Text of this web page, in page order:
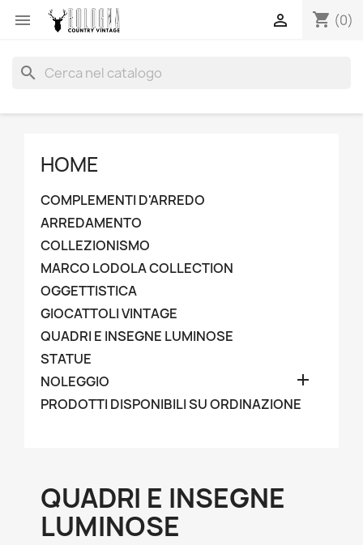
 shopping_cart (0)

search
HOME
COMPLEMENTI D'ARREDO
ARREDAMENTO
COLLEZIONISMO
MARCO LODOLA COLLECTION
OGGETTISTICA
GIOCATTOLI VINTAGE
QUADRI E INSEGNE LUMINOSE
STATUE
NOLEGGIO

PRODOTTI DISPONIBILI SU ORDINAZIONE
QUADRI E INSEGNE
LUMINOSE